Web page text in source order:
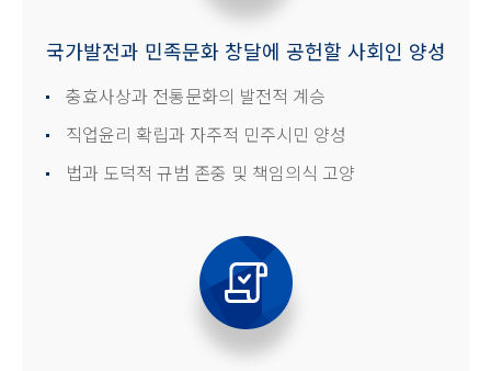
국가발전과 민족문화 창달에 공헌할 사회인 양성
충효사상과 전통문화의 발전적 계승
직업윤리 확립과 자주적 민주시민 양성
법과 도덕적 규범 존중 및 책임의식 고양